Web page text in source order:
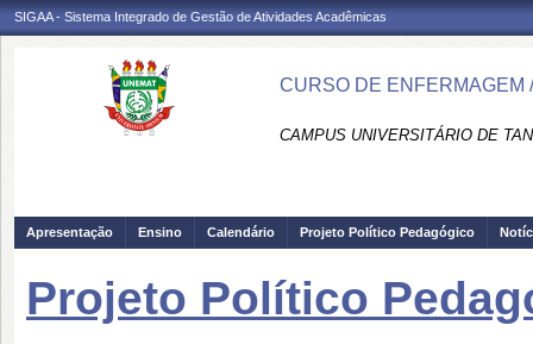
SIGAA - Sistema Integrado de Gestão de Atividades Acadêmicas
CURSO DE ENFERMAGEM
CAMPUS UNIVERSITÁRIO DE
Apresentação Ensino Calendário Projeto Político Pedagógico
Projeto Político